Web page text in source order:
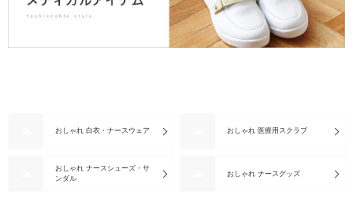
おしゃれ 白衣・ナースウェア おしゃれ 医療用スクラブ
おしゃれ ナースシューズ・サ
ンダル
おしゃれ ナースグッズ